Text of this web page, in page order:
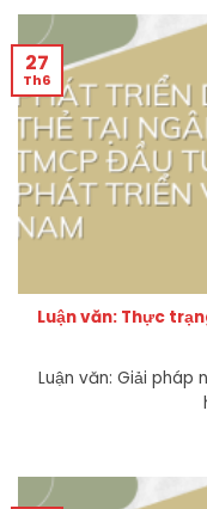
Luận văn: Thực
Luận văn: Giải pháp
27
Th6